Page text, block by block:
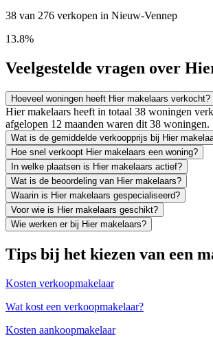
38 van 276 verkopen in Nieuw-Vennep
13.8%
Veelgestelde vragen over
Hoeveel woningen heeft Hier makelaars verkocht?
Hier makelaars heeft in totaal 38 woningen
afgelopen 12 maanden waren dit 38 woningen.
Wat is de gemiddelde verkoopprijs bij Hier
Hoe snel verkoopt Hier makelaars een woning?
In welke plaatsen is Hier makelaars actief?
Wat is de beoordeling van Hier makelaars?
Waarin is Hier makelaars gespecialiseerd?
Voor wie is Hier makelaars geschikt?
Wie werken er bij Hier makelaars?
Tips bij het kiezen van een
Kosten verkoopmakelaar
Wat kost een verkoopmakelaar?
Kosten aankoopmakelaar